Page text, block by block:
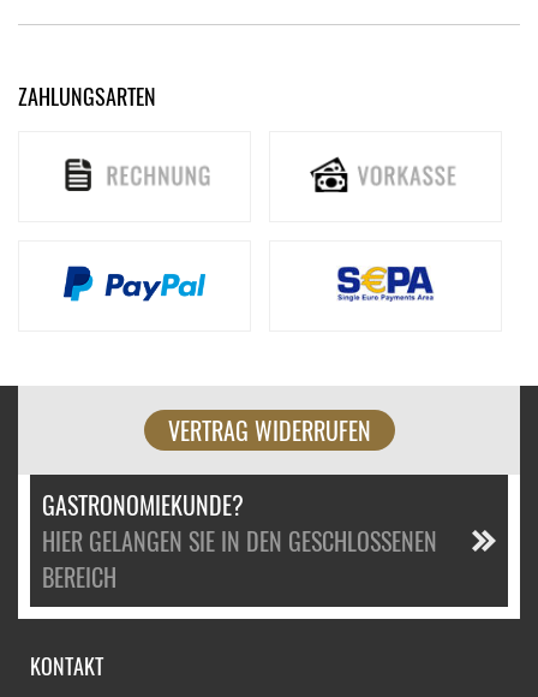
ZAHLUNGSARTEN
VERTRAG WIDERRUFEN
GASTRONOMIEKUNDE?
HIER GELANGEN SIE IN DEN GESCHLOSSENEN
BEREICH
KONTAKT